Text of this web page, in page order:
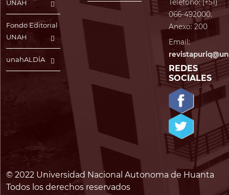
UNAH
Fondo Editorial
UNAH
unahALDÍA
Teléfono: (+51)
066-492000.
Anexo: 200
Email:
REDES
SOCIALES
© 2022 Universidad Nacional Autonoma de Huanta
Todos los derechos reservados